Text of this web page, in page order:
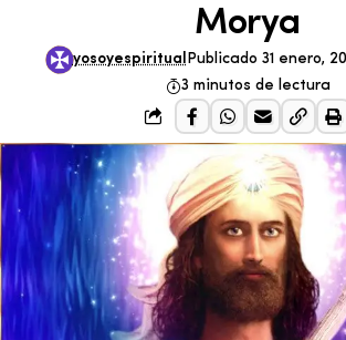
Morya
yosoyespiritual Publicado 31 enero,
3 minutos de lectura